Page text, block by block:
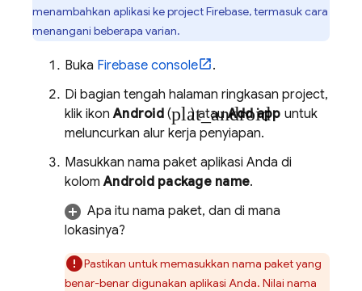
menambahkan aplikasi ke project Firebase, termasuk cara
menangani beberapa varian.
Buka Firebase console
.
Di bagian tengah halaman ringkasan project,
klik ikonAndroid(plat_android
) atauAdd app untuk
meluncurkan alur kerja penyiapan.
Masukkan nama paket aplikasi Anda di
kolomAndroid package name.
Apa itu nama paket, dan di mana
lokasinya?
Pastikan untuk memasukkan nama paket yang
benar-benar digunakan aplikasi Anda. Nilai nama